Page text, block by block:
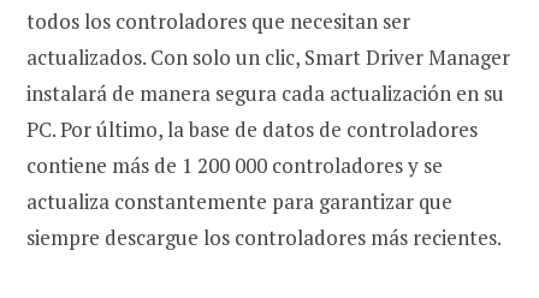
todos los controladores que necesitan ser
actualizados. Con solo un clic, Smart Driver Manager
instalará de manera segura cada actualización en su
PC. Por último, la base de datos de controladores
contiene más de 1 200 000 controladores y se
actualiza constantemente para garantizar que
siempre descargue los controladores más recientes.